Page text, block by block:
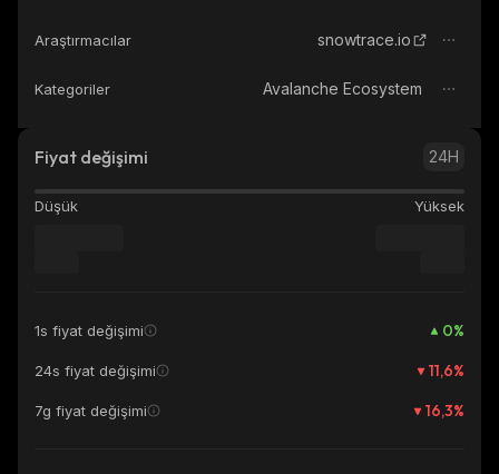
Araştırmacılar snowtrace.io
Kategoriler Avalanche Ecosystem
Fiyat değişimi 24H
Düşük Yüksek
1s fiyat değişimi 0%
24s fiyat değişimi 11,6%
7g fiyat değişimi 16,3%